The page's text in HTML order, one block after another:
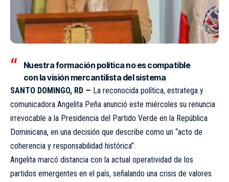
Nuestra formación política no es compatible
con la visión mercantilista del sistema
SANTO DOMINGO, RD — La reconocida política, estratega y
comunicadora Angelita Peña anunció este miércoles su renuncia
irrevocable a la Presidencia del Partido Verde en la República
Dominicana, en una decisión que describe como un “acto de
coherencia y responsabilidad histórica”.
Angelita marcó distancia con la actual operatividad de los
partidos emergentes en el país, señalando una crisis de valores